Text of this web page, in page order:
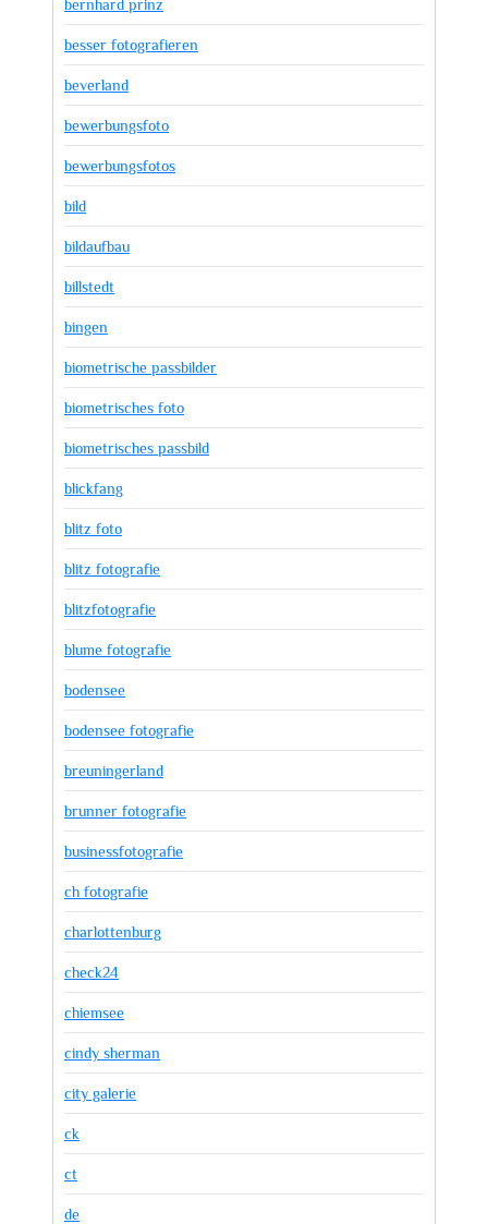
bernhard prinz
besser fotografieren
beverland
bewerbungsfoto
bewerbungsfotos
bild
bildaufbau
billstedt
bingen
biometrische passbilder
biometrisches foto
biometrisches passbild
blickfang
blitz foto
blitz fotografie
blitzfotografie
blume fotografie
bodensee
bodensee fotografie
breuningerland
brunner fotografie
businessfotografie
ch fotografie
charlottenburg
check24
chiemsee
cindy sherman
city galerie
ck
ct
de